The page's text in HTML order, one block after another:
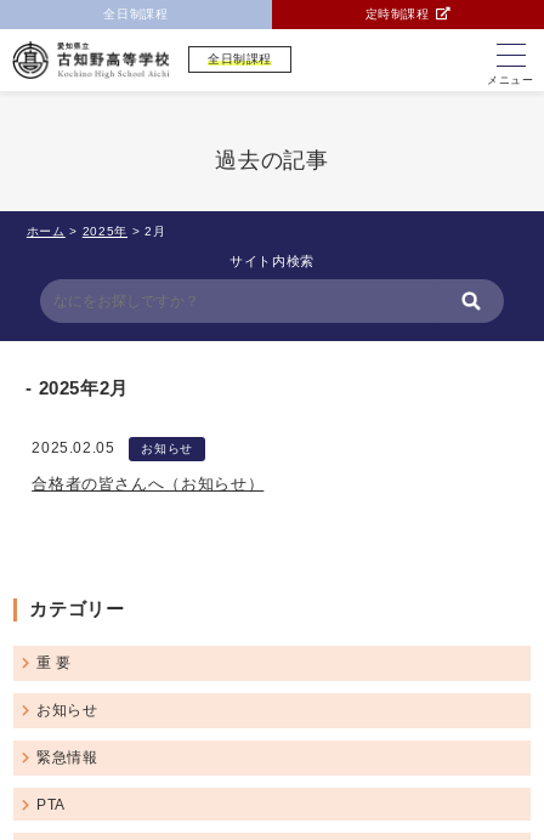
全日制課程 定時制課程
全日制課程
メニュー
過去の記事
ホーム > 2025年 > 2月
サイト内検索
2025年2月
2025.02.05 お知らせ
合格者の皆さんへ（お知らせ）
カテゴリー
重 要
お知らせ
緊急情報
PTA